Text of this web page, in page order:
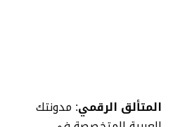
المتألق الرقمي: مدونتك